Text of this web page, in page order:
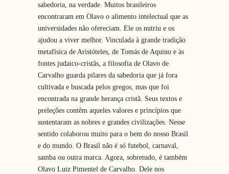
sabedoria, na verdade. Muitos brasileiros
encontraram em Olavo o alimento intelectual que as
universidades não ofereciam. Ele os nutriu e os
ajudou a viver melhor. Vinculada à grande tradição
metafísica de Aristóteles, de Tomás de Aquino e às
fontes judaico-cristãs, a filosofia de Olavo de
Carvalho guarda pilares da sabedoria que já fora
cultivada e buscada pelos gregos, mas que foi
encontrada na grande herança cristã. Seus textos e
preleções contêm aqueles valores e princípios que
sustentaram as nobres e grandes civilizações. Nesse
sentido colaborou muito para o bem do nosso Brasil
e do mundo. O Brasil não é só futebol, carnaval,
samba ou outra marca. Agora, sobretudo, é também
Olavo Luiz Pimentel de Carvalho. Dele nos